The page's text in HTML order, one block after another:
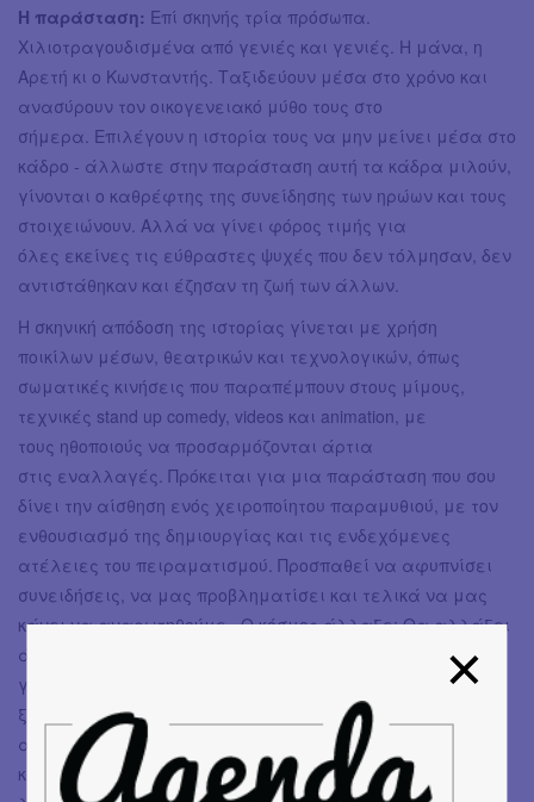
Η παράσταση: Επί σκηνής τρία πρόσωπα.
Χιλιοτραγουδισμένα από γενιές και γενιές. Η μάνα, η
Αρετή κι ο Κωνσταντής. Ταξιδεύουν μέσα στο χρόνο και
ανασύρουν τον οικογενειακό μύθο τους στο
σήμερα. Επιλέγουν η ιστορία τους να μην μείνει μέσα στο
κάδρο - άλλωστε στην παράσταση αυτή τα κάδρα μιλούν,
γίνονται ο καθρέφτης της συνείδησης των ηρώων και τους
στοιχειώνουν. Αλλά να γίνει φόρος τιμής για
όλες εκείνες τις εύθραστες ψυχές που δεν τόλμησαν, δεν
αντιστάθηκαν και έζησαν τη ζωή των άλλων.
Η σκηνική απόδοση της ιστορίας γίνεται με χρήση
ποικίλων μέσων, θεατρικών και τεχνολογικών, όπως
σωματικές κινήσεις που παραπέμπουν στους μίμους,
τεχνικές stand up comedy, videos και animation, με
τους ηθοποιούς να προσαρμόζονται άρτια
στις εναλλαγές. Πρόκειται για μια παράσταση που σου
δίνει την αίσθηση ενός χειροποίητου παραμυθιού, με τον
ενθουσιασμό της δημιουργίας και τις ενδεχόμενες
ατέλειες του πειραματισμού. Προσπαθεί να αφυπνίσει
συνειδήσεις, να μας προβληματίσει και τελικά να μας
κάνει να αναρωτηθούμε «Ο κόσμος άλλαξε; Θα αλλάξει
άραγε ποτέ;». Στο «Απέθαντο» η Αρετή κι η μάνα, οι δυο
γυναικείες φιγούρες του έργου, δεν πεθαίνουν, αλλά
ξεκινούν ένα ξέφρενο χορό θανάτου πάνω στα
απομεινάρια του κόσμου τους και με τα μάτια
καρφωμένα στον ορίζοντα ονειρεύονται το μέλλον, ίσως